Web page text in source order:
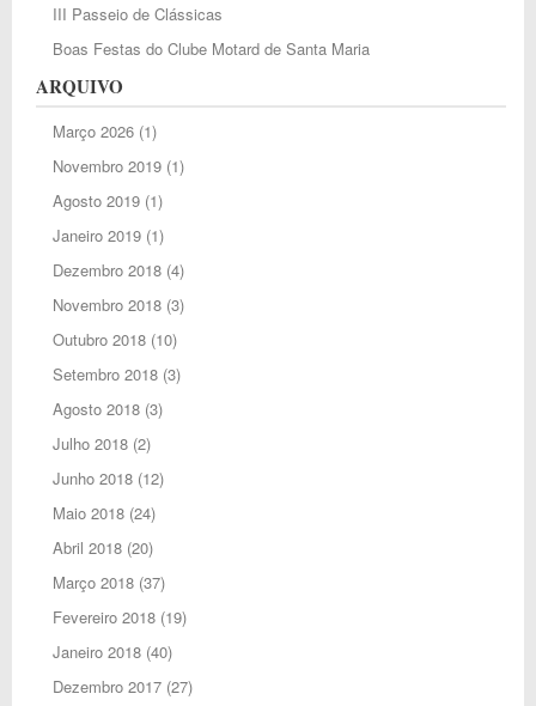
III Passeio de Clássicas
Boas Festas do Clube Motard de Santa Maria
ARQUIVO
Março 2026(1)
Novembro 2019(1)
Agosto 2019(1)
Janeiro 2019(1)
Dezembro 2018(4)
Novembro 2018(3)
Outubro 2018(10)
Setembro 2018(3)
Agosto 2018(3)
Julho 2018(2)
Junho 2018(12)
Maio 2018(24)
Abril 2018(20)
Março 2018(37)
Fevereiro 2018(19)
Janeiro 2018(40)
Dezembro 2017(27)